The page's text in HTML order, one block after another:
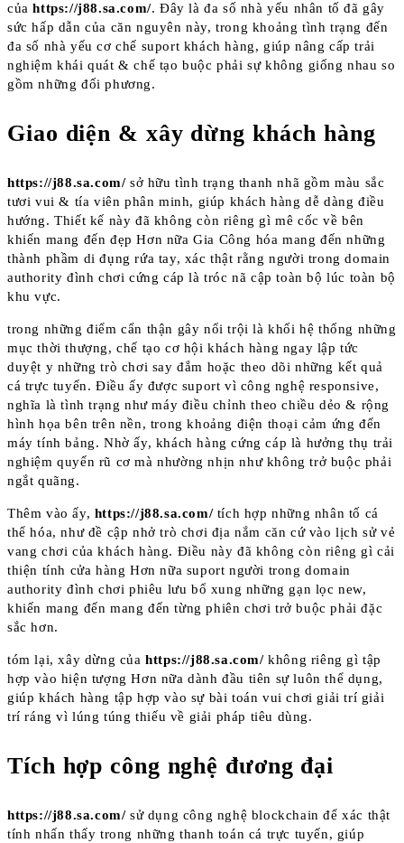
củahttps://j88.sa.com/. Đây là đa số nhà yếu nhân tố đã gây
sức hấp dẫn của căn nguyên này, trong khoảng tình trạng đến
đa số nhà yếu cơ chế suport khách hàng, giúp nâng cấp trải
nghiệm khái quát & chế tạo buộc phải sự không giống nhau so
gồm những đối phương.
Giao diện & xây dừng khách hàng
https://j88.sa.com/sở hữu tình trạng thanh nhã gồm màu sắc
tươi vui & tía viên phân minh, giúp khách hàng dễ dàng điều
hướng. Thiết kế này đã không còn riêng gì mê cốc về bên
khiến mang đến đẹp Hơn nữa Gia Công hóa mang đến những
thành phầm di đụng rứa tay, xác thật rằng người trong domain
authority đình chơi cứng cáp là tróc nã cập toàn bộ lúc toàn bộ
khu vực.
trong những điểm cẩn thận gây nổi trội là khối hệ thống những
mục thời thượng, chế tạo cơ hội khách hàng ngay lập tức
duyệt y những trò chơi say đắm hoặc theo dõi những kết quả
cá trực tuyến. Điều ấy được suport vì công nghệ responsive,
nghĩa là tình trạng như máy điều chỉnh theo chiều dẻo & rộng
hình họa bên trên nền, trong khoảng điện thoại cảm ứng đến
máy tính bảng. Nhờ ấy, khách hàng cứng cáp là hưởng thụ trải
nghiệm quyến rũ cơ mà nhường nhịn như không trở buộc phải
ngắt quãng.
Thêm vào ấy, https://j88.sa.com/tích hợp những nhân tố cá
thể hóa, như đề cập nhở trò chơi địa nắm căn cứ vào lịch sử vẻ
vang chơi của khách hàng. Điều này đã không còn riêng gì cải
thiện tính cửa hàng Hơn nữa suport người trong domain
authority đình chơi phiêu lưu bổ xung những gạn lọc new,
khiến mang đến mang đến từng phiên chơi trở buộc phải đặc
sắc hơn.
tóm lại, xây dừng củahttps://j88.sa.com/không riêng gì tập
hợp vào hiện tượng Hơn nữa dành đầu tiên sự luôn thể dụng,
giúp khách hàng tập hợp vào sự bài toán vui chơi giải trí giải
trí ráng vì lúng túng thiếu về giải pháp tiêu dùng.
Tích hợp công nghệ đương đại
https://j88.sa.com/sử dụng công nghệ blockchain để xác thật
tính nhấn thấy trong những thanh toán cá trực tuyến, giúp